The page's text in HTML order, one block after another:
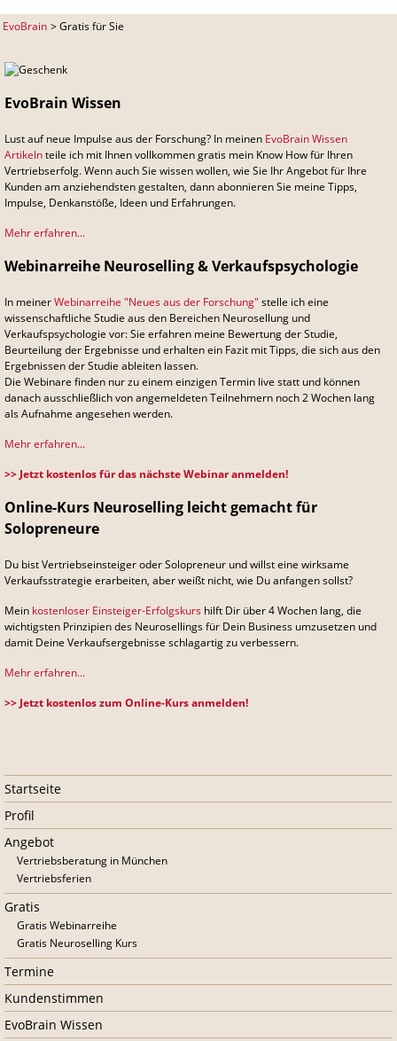
EvoBrain Gratis für Sie
EvoBrain Wissen
Lust auf neue Impulse aus der Forschung? In meinen EvoBrain Wissen
Artikelnteile ich mit Ihnen vollkommen gratis mein Know How für Ihren
Vertriebserfolg. Wenn auch Sie wissen wollen, wie Sie Ihr Angebot für Ihre
Kunden am anziehendsten gestalten, dann abonnieren Sie meine Tipps,
Impulse, Denkanstöße, Ideen und Erfahrungen.
Mehr erfahren...
Webinarreihe Neuroselling & Verkaufspsychologie
In meinerWebinarreihe "Neues aus der Forschung" stelle ich eine
wissenschaftliche Studie aus den Bereichen Neurosellung und
Verkaufspsychologie vor: Sie erfahren meine Bewertung der Studie,
Beurteilung der Ergebnisse und erhalten ein Fazit mit Tipps, die sich aus den
Ergebnissen der Studie ableiten lassen.
Die Webinare finden nur zu einem einzigen Termin live statt und können
danach ausschließlich von angemeldeten Teilnehmern noch 2 Wochen lang
als Aufnahme angesehen werden.
Mehr erfahren...
>> Jetzt kostenlos für das nächste Webinar anmelden!
Online-Kurs Neuroselling leicht gemacht für
Solopreneure
Du bist Vertriebseinsteiger oder Solopreneur und willst eine wirksame
Verkaufsstrategie erarbeiten, aber weißt nicht, wie Du anfangen sollst?
Mein kostenloser Einsteiger-Erfolgskurs hilft Dir über 4 Wochen lang, die
wichtigsten Prinzipien des Neurosellings für Dein Business umzusetzen und
damit Deine Verkaufsergebnisse schlagartig zu verbessern.
Mehr erfahren...
>> Jetzt kostenlos zum Online-Kurs anmelden!
Navigation
überspringen
Startseite
Profil
Angebot
Vertriebsberatung in München
Vertriebsferien
Gratis
Gratis Webinarreihe
Gratis Neuroselling Kurs
Termine
Kundenstimmen
EvoBrain Wissen